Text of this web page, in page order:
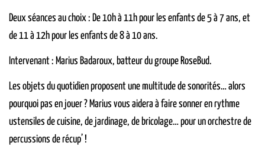
Deux séances au choix : De 10h à 11h pour les enfants de 5 à 7 ans, et
de 11 à 12h pour les enfants de 8 à 10 ans.
Intervenant : Marius Badaroux, batteur du groupe RoseBud.
Les objets du quotidien proposent une multitude de sonorités… alors
pourquoi pas en jouer ? Marius vous aidera à faire sonner en rythme
ustensiles de cuisine, de jardinage, de bricolage… pour un orchestre de
percussions de récup’ !